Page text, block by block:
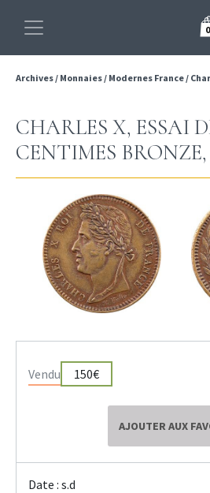
0
Archives/ Monnaies/ Modernes France/
CHARLES X, ESSAI
CENTIMES BRONZE,
Vendu 150€
AJOUTER AUX
Date : s.d